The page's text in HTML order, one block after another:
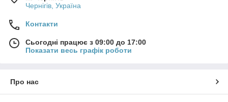
Чернігів, Україна
Контакти
Сьогодні працює з 09:00 до 17:00
Показати весь графік роботи
Про нас